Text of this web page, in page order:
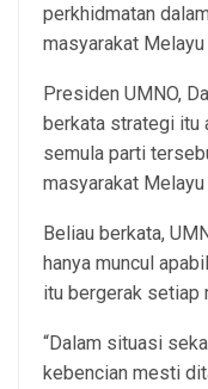
perkhidmatan
masyarakat
Presiden UMNO,
berkata strategi itu
semula parti
masyarakat
Beliau berkata,
hanya muncul
itu bergerak setiap
“Dalam situasi
kebencian mesti